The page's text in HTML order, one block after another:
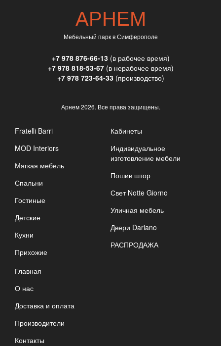
АРНЕМ
Мебельный парк в Симферополе
+7 978 876-66-13(в рабочее время)
+7 978 818-53-67(в нерабочее время)
+7 978 723-64-33(производство)
Арнем2026. Все права защищены.
Fratelli Barri
MOD Interiors
Мягкая мебель
Спальни
Гостиные
Детские
Кухни
Прихожие
Кабинеты
Индивидуальное
изготовление мебели
Пошив штор
Свет Notte Giorno
Уличная мебель
Двери Dariano
РАСПРОДАЖА
Главная
О нас
Доставка и оплата
Производители
Контакты